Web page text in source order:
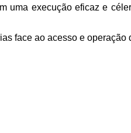
uma execução eficaz e
face ao acesso e